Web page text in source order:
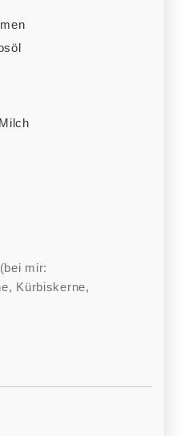
(bei mir:
Kürbiskerne,